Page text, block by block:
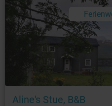
Aline's Stue, B&B